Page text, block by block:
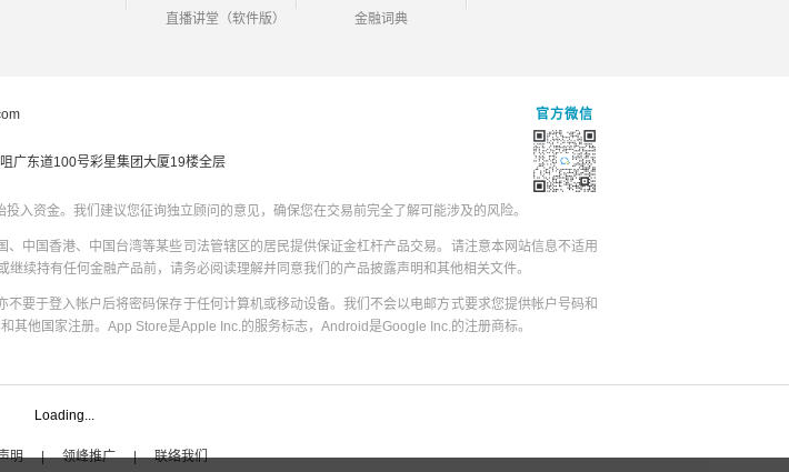
直播讲堂（软件版） 金融词典
广东道100号彩星集团大厦19楼全层
官方微信
入资金。我们建议您征询独立顾问的意见，确保您在交易前完全了解可能涉及的风险。
中国香港、中国台湾等某些司法管辖区的居民提供保证金杠杆产品交易。请注意本网站信息不适用
续持有任何金融产品前，请务必阅读理解并同意我们的产品披露声明和其他相关文件。
要于登入帐户后将密码保存于任何计算机或移动设备。我们不会以电邮方式要求您提供帐户号码和
他国家注册。App Store是Apple Inc.的服务标志，Android是Google Inc.的注册商标。
Loading...
明 | 领峰推广 | 联络我们